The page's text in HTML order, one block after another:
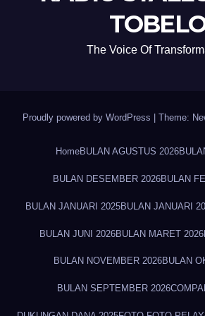
The Voice Of
Proudly powered by WordPress Theme:
HomeBULAN AGUSTUS 2026
BULAN DESEMBER 2026BULAN
BULAN JANUARI 2025BULAN JANUARI
BULAN JUNI 2026BULAN MARET 2026
BULAN NOVEMBER 2026BULAN
BULAN SEPTEMBER 2026